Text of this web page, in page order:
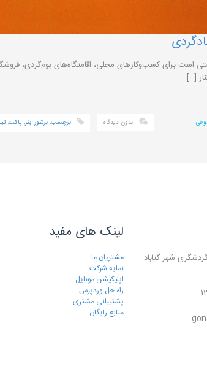
است برای کسب‌وکارهای محلی، اقامتگاه‌های بوم‌گردی،
[…]
بدون دیدگاه برچسب, برشور, بنر, پاکت,
شهر گناباد
لینک های مفید
مشتریان ما
نمایه شرکت
اپلیکیشن موبایل
راه حل وردپرس
پشتیبانی مشتری
منابع رایگان